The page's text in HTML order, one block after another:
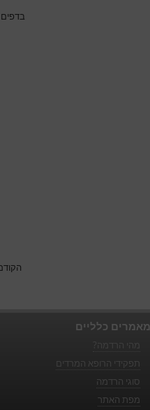
מאמרים כלליים
תפקידי הרופא המרדים
סוגי הרדמה
מפת האתר